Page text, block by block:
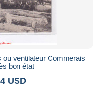
ou ventilateur Commerais
bon état
USD